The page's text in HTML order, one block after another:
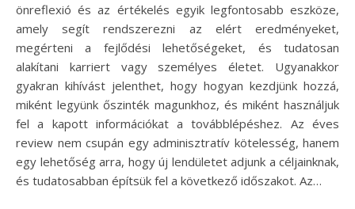
önreflexió és az értékelés egyik legfontosabb eszköze,
amely segít rendszerezni az elért eredményeket,
megérteni a fejlődési lehetőségeket, és tudatosan
alakítani karriert vagy személyes életet. Ugyanakkor
gyakran kihívást jelenthet, hogy hogyan kezdjünk hozzá,
miként legyünk őszinték magunkhoz, és miként használjuk
fel a kapott információkat a továbblépéshez. Az éves
review nem csupán egy adminisztratív kötelesség, hanem
egy lehetőség arra, hogy új lendületet adjunk a céljainknak,
és tudatosabban építsük fel a következő időszakot. Az…